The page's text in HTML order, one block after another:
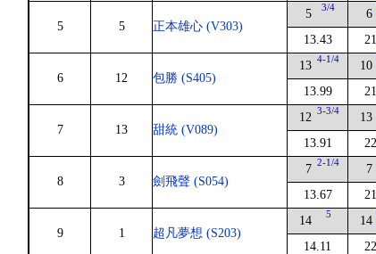
5 5 正本雄心 (V303)
5 3/4
13.43
6
6 12 包勝 (S405)
13 4-1/4
13.99
10
7 13 甜統 (V089)
12 3-3/4
13.91
13
8 3 劍飛聲 (S054)
7 2-1/4
13.67
7
9 1 超凡夢想 (S203)
14 5
14.11
14